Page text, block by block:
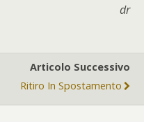
dr
Articolo Successivo
Ritiro In Spostamento